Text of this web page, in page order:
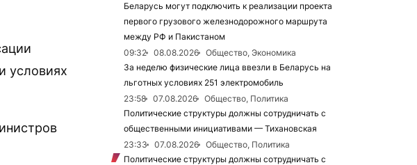
условиях
Беларусь могут подключить к реализации проекта
первого грузового железнодорожного маршрута
между РФ и Пакистаном
09:32
08.08.2026
Общество, Экономика
За неделю физические лица ввезли в Беларусь на
льготных условиях 251 электромобиль
23:58
07.08.2026
Общество, Политика
Политические структуры должны сотрудничать с
общественными инициативами — Тихановская
23:33
07.08.2026
Общество, Политика
Политические структуры должны сотрудничать с